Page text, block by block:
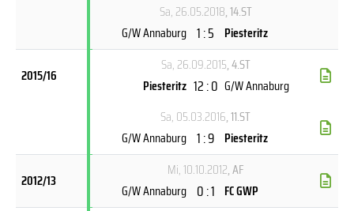
Sa, 26.05.2018, 14.ST
G/W Annaburg 1 : 5 Piesteritz
2015/16
Sa, 26.09.2015, 4.ST
Piesteritz 12 : 0 G/W Annaburg
Sa, 05.03.2016, 11.ST
G/W Annaburg 1 : 9 Piesteritz
2012/13
Mi, 10.10.2012, AF
G/W Annaburg 0 : 1 FC GWP